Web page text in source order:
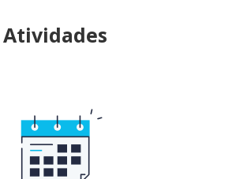
Atividades